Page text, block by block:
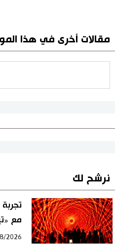
مقالات أخرى في هذا
نرشح لك
مع
2026